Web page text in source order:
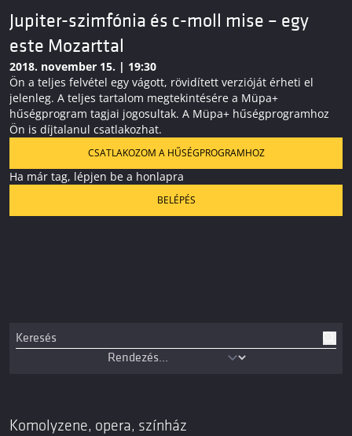
Jupiter-szimfónia és c-moll mise – egy
este Mozarttal
2018. november 15. | 19:30
Ön a teljes felvétel egy vágott, rövidített verzióját érheti el
jelenleg. A teljes tartalom megtekintésére a Müpa+
hűségprogram tagjai jogosultak. A Müpa+ hűségprogramhoz
Ön is díjtalanul csatlakozhat.
CSATLAKOZOM A HŰSÉGPROGRAMHOZ
Ha már tag, lépjen be a honlapra
BELÉPÉS
Komolyzene, opera, színház